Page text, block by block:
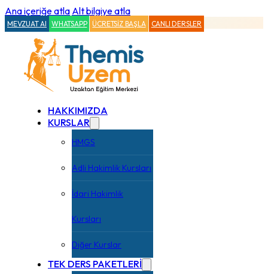
Ana içeriğe atla Alt bilgiye atla
MEVZUAT AI WHATSAPP ÜCRETSİZ BAŞLA CANLI DERSLER
HAKKIMIZDA
KURSLAR
HMGS
Adli Hakimlik Kursları
İdari Hakimlik
Kursları
Diğer Kurslar
TEK DERS PAKETLERİ